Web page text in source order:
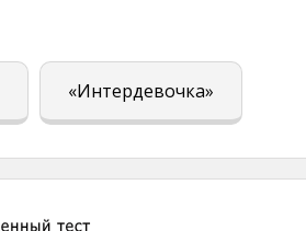
«Интердевочка»